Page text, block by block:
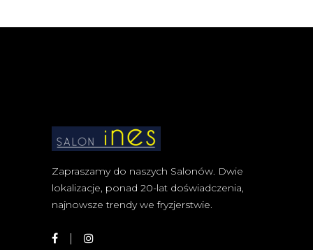
Zapraszamy do naszych Salonów. Dwie
lokalizacje, ponad 20-lat doświadczenia,
najnowsze trendy we fryzjerstwie.